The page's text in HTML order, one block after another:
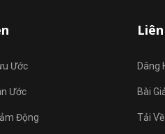
Ước
Ước
Động
Dâng
Bài
Tải